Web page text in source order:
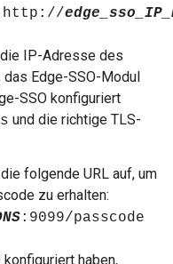
die IP-Adresse des
Edge-SSO-Modul
SSO konfiguriert
und die richtige TLS-
folgende URL auf, um
zu erhalten:
:9099/passcode
haben,